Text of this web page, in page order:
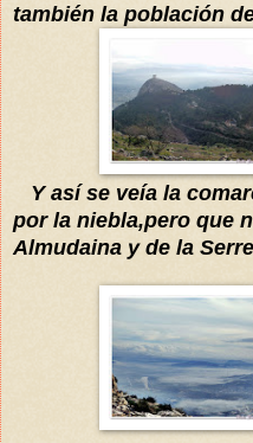
también la población
Yasíse veía la comar
por la niebla,pero que
Almudaina y de la